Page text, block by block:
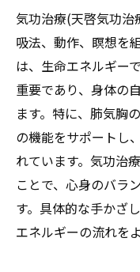
自己修復力
天啓気功治
ニーとチャ
天啓気功治
ラが持つ健
気功治療(天啓
減し肺気胸に
ストレスが
気功治療(
ス管理法
気功治療(天啓気功
吸法、動作、瞑想を
は、生命エネルギー
重要であり、身体の
ます。特に、肺気胸
の機能をサポートし
れています。気功治
ことで、心身のバラ
す。具体的な手かざ
エネルギーの流れを